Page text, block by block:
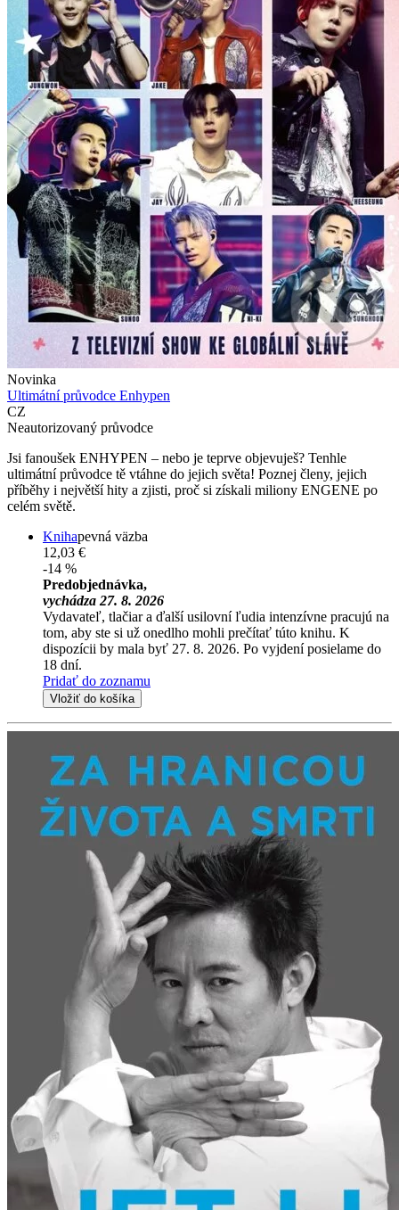
Novinka
Ultimátní průvodce Enhypen
CZ
Neautorizovaný průvodce
Jsi fanoušek ENHYPEN – nebo je teprve objevuješ? Tenhle
ultimátní průvodce tě vtáhne do jejich světa! Poznej členy, jejich
příběhy i největší hity a zjisti, proč si získali miliony ENGENE po
celém světě.
Knihapevná väzba
12,03 €
-14 %
Predobjednávka,
vychádza 27. 8. 2026
Vydavateľ, tlačiar a ďalší usilovní ľudia intenzívne pracujú na
tom, aby ste si už onedlho mohli prečítať túto knihu. K
dispozícii by mala byť 27. 8. 2026. Po vyjdení posielame do
18 dní.
Pridať do zoznamu
Vložiť do košíka